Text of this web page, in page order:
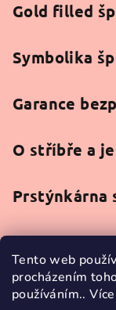
Tento web
procházením
používáním..
Gold filled
Symbolika
Garance
O stříbře a
Prstýnkárna
Facebook